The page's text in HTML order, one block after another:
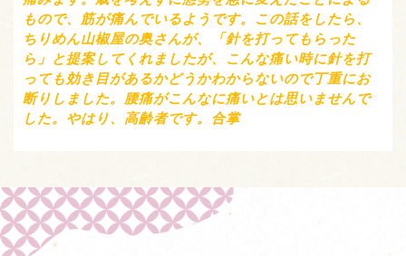
もので、筋が痛んでいるようです。この話をしたら、
ちりめん山椒屋の奥さんが、「針を打ってもらった
ら」と提案してくれましたが、こんな痛い時に針を打
っても効き目があるかどうかわからないので丁重にお
断りしました。腰痛がこんなに痛いとは思いませんで
した。やはり、高齢者です。合掌